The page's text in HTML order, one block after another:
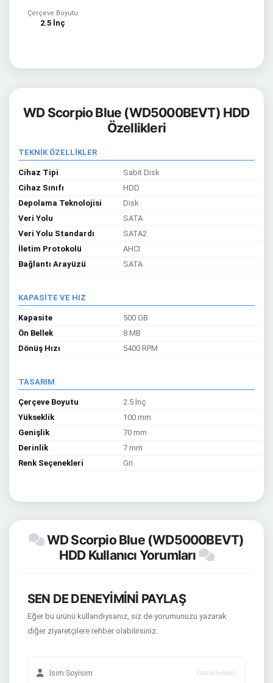
Çerçeve Boyutu
2.5 İnç
WD Scorpio Blue (WD5000BEVT) HDD
Özellikleri
TEKNİK ÖZELLİKLER
Cihaz Tipi
Sabit Disk
Cihaz Sınıfı
HDD
Depolama Teknolojisi
Disk
Veri Yolu
SATA
Veri Yolu Standardı
SATA2
İletim Protokolü
AHCI
Bağlantı Arayüzü
SATA
KAPASİTE VE HIZ
Kapasite
500 GB
Ön Bellek
8 MB
Dönüş Hızı
5400 RPM
TASARIM
Çerçeve Boyutu
2.5 İnç
Yükseklik
100 mm
Genişlik
70 mm
Derinlik
7 mm
Renk Seçenekleri
Gri
WD Scorpio Blue (WD5000BEVT)
HDD Kullanıcı Yorumları
SEN DE DENEYİMİNİ PAYLAŞ
Eğer bu ürünü kullandıysanız, siz de yorumunuzu yazarak
diğer ziyaretçilere rehber olabilirsiniz.
(zorunlu alan)